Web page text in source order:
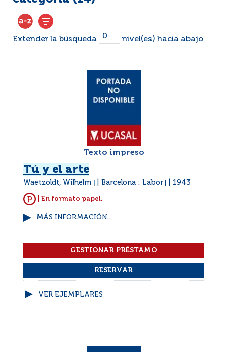
Extender la búsqueda nivel(es) hacia abajo
Texto impreso
Tú y el arte
Waetzoldt, Wilhelm Barcelona : Labor 1943
| En formato papel.
MÁS INFORMACIÓN...
VER EJEMPLARES